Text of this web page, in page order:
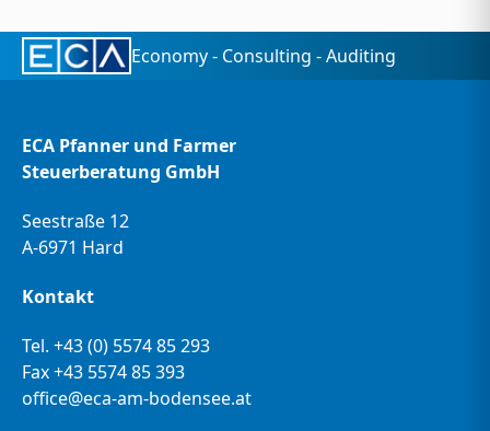
Economy - Consulting - Auditing
ECA Pfanner und Farmer
Steuerberatung GmbH
Seestraße 12
A-6971 Hard
Kontakt
Tel. +43 (0) 5574 85 293
Fax +43 5574 85 393
office@eca-am-bodensee.at